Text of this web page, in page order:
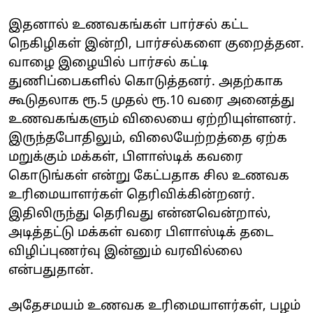
இதனால் உணவகங்கள் பார்சல் கட்ட
நெகிழிகள் இன்றி, பார்சல்களை குறைத்தன.
வாழை இழையில் பார்சல் கட்டி
துணிப்பைகளில் கொடுத்தனர். அதற்காக
கூடுதலாக ரூ.5 முதல் ரூ.10 வரை அனைத்து
உணவகங்களும் விலையை ஏற்றியுள்ளனர்.
இருந்தபோதிலும், விலையேற்றத்தை ஏற்க
மறுக்கும் மக்கள், பிளாஸ்டிக் கவரை
கொடுங்கள் என்று கேட்பதாக சில உணவக
உரிமையாளர்கள் தெரிவிக்கின்றனர்.
இதிலிருந்து தெரிவது என்னவென்றால்,
அடித்தட்டு மக்கள் வரை பிளாஸ்டிக் தடை
விழிப்புணர்வு இன்னும் வரவில்லை
என்பதுதான்.
அதேசமயம் உணவக உரிமையாளர்கள், பழம்